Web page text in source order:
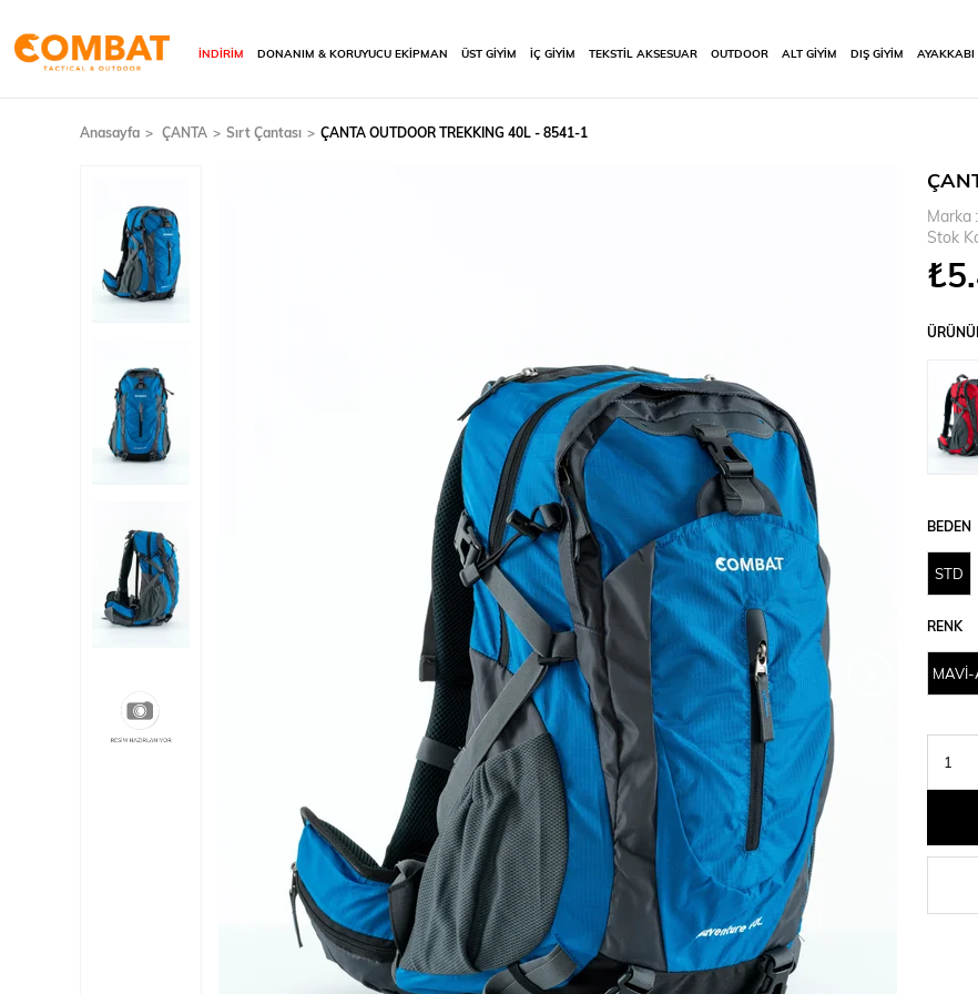
İNDİRİM DONANIM & KORUYUCU EKİPMAN ÜST GİYİM İÇ GİYİM TEKSTİL AKSESUAR OUTDOOR ALT GİYİM DIŞ GİYİM AYAKKABI
Anasayfa ÇANTA Sırt Çantası ÇANTA OUTDOOR TREKKING 40L - 8541-1
Marka :
Stok
BEDEN
STD
RENK